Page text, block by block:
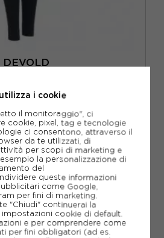
DEVOLD
ACQUISTA
71,96€
89,95€
i cookie
il monitoraggio", ci
cookie, pixel, tag e tecnologie
ci consentono, attraverso il
da te utilizzati, di
per scopi di marketing e
la personalizzazione di
del
queste informazioni
come Google,
per fini di marketing.
"Chiudi" continuerai la
cookie di default.
e per comprendere come
per fini obbligatori (ad es.